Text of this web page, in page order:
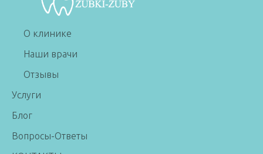
О клинике
Наши врачи
Отзывы
Услуги
Блог
Вопросы-Ответы